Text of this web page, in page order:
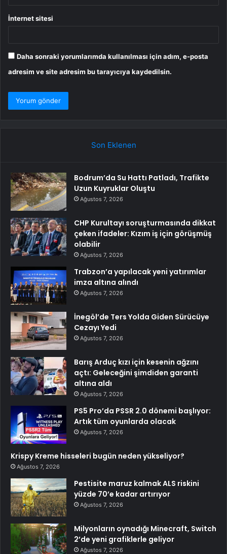
İnternet sitesi
Daha sonraki yorumlarımda kullanılması için adım, e-posta
adresim ve site adresim bu tarayıcıya kaydedilsin.
Son Eklenen
Bodrum’da Su Hattı Patladı, Trafikte
Uzun Kuyruklar Oluştu
Ağustos 7, 2026
CHP Kurultayı soruşturmasında dikkat
çeken ifadeler: Kızım iş için görüşmüş
olabilir
Ağustos 7, 2026
Trabzon’a yapılacak yeni yatırımlar
imza altına alındı
Ağustos 7, 2026
İnegöl’de Ters Yolda Giden Sürücüye
Cezayı Yedi
Ağustos 7, 2026
Barış Arduç kızı için kesenin ağzını
açtı: Geleceğini şimdiden garanti
altına aldı
Ağustos 7, 2026
PS5 Pro’da PSSR 2.0 dönemi başlıyor:
Artık tüm oyunlarda olacak
Ağustos 7, 2026
Krispy Kreme hisseleri bugün neden yükseliyor?
Ağustos 7, 2026
Pestisite maruz kalmak ALS riskini
yüzde 70’e kadar artırıyor
Ağustos 7, 2026
Milyonların oynadığı Minecraft, Switch
2’de yeni grafiklerle geliyor
Ağustos 7, 2026